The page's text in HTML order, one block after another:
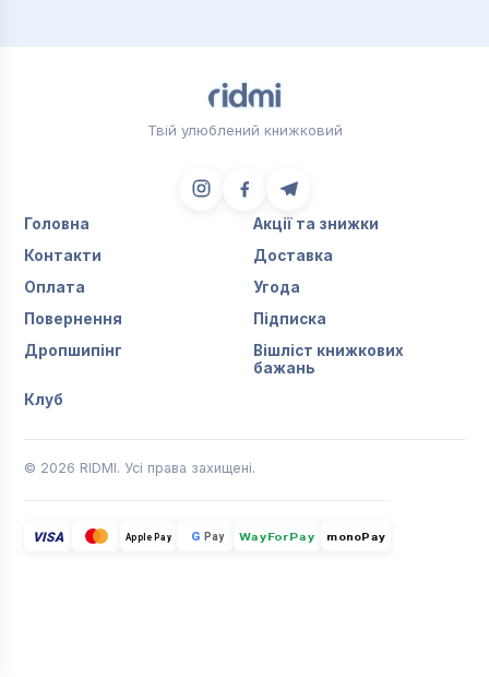
Твій улюблений книжковий
Головна
Акції та знижки
Контакти
Доставка
Оплата
Угода
Повернення
Підписка
Дропшипінг
Вішліст книжкових
бажань
Клуб
© 2026 RIDMI. Усі права захищені.
VISA Apple Pay G Pay WayForPay monoPay